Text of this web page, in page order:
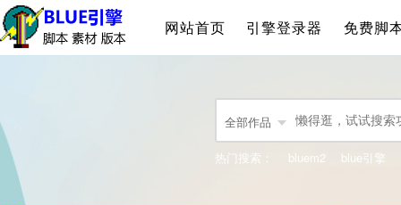
网站首页 引擎登录器 免费脚
全部作品
热门搜索： bluem2 blue引擎